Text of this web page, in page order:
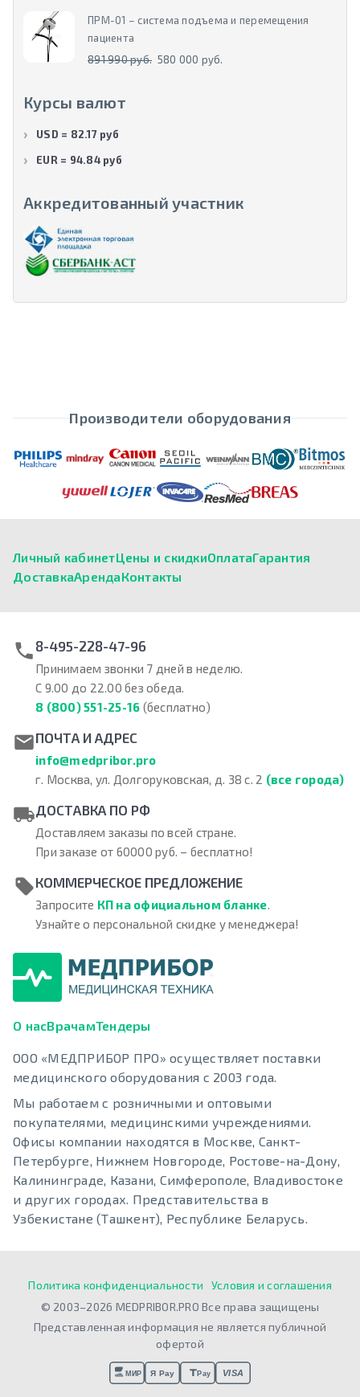
ПРМ-01 – система подъема и перемещения
пациента
891 990 руб. 580 000 руб.
Курсы валют
USD = 82.17 руб
EUR = 94.84 руб
Аккредитованный участник
Производители оборудования
Личный кабинетЦены и скидкиОплатаГарантия
ДоставкаАрендаКонтакты
8-495-228-47-96
Принимаем звонки 7 дней в неделю.
С 9.00 до 22.00 без обеда.
8 (800) 551-25-16 (бесплатно)
ПОЧТА И АДРЕС
info@medpribor.pro
г. Москва, ул. Долгоруковская, д. 38 с. 2 (все города)
ДОСТАВКА ПО РФ
Доставляем заказы по всей стране.
При заказе от 60000 руб. – бесплатно!
КОММЕРЧЕСКОЕ ПРЕДЛОЖЕНИЕ
Запросите КП на официальном бланке.
Узнайте о персональной скидке у менеджера!
О насВрачамТендеры
ООО «МЕДПРИБОР ПРО» осуществляет поставки
медицинского оборудования с 2003 года.
Мы работаем с розничными и оптовыми
покупателями, медицинскими учреждениями.
Офисы компании находятся в Москве, Санкт-
Петербурге, Нижнем Новгороде, Ростове-на-Дону,
Калининграде, Казани, Симферополе, Владивостоке
и других городах. Представительства в
Узбекистане (Ташкент), Республике Беларусь.
Политика конфиденциальности
Условия и соглашения
© 2003–2026 MEDPRIBOR.PRO Все права защищены
Представленная информация не является публичной
офертой
МИР Я Pay Pay VISA